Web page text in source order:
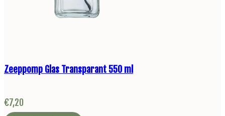
Zeeppomp Glas Transparant 550 ml
€7,20